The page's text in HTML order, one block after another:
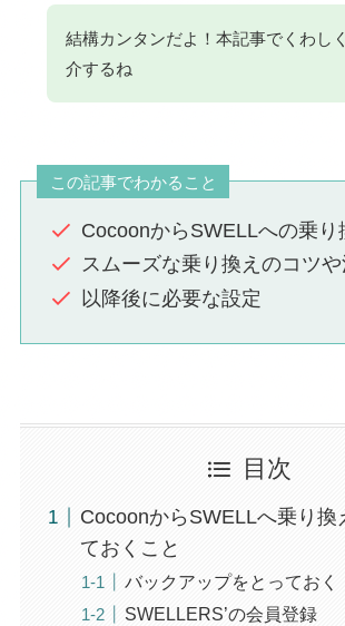
結構カンタンだよ！本記事でくわし
介するね
この記事でわかること
CocoonからSWELLへの乗り
スムーズな乗り換えのコツや
以降後に必要な設定
目次
CocoonからSWELLへ乗り換
ておくこと
バックアップをとっておく
SWELLERS’の会員登録